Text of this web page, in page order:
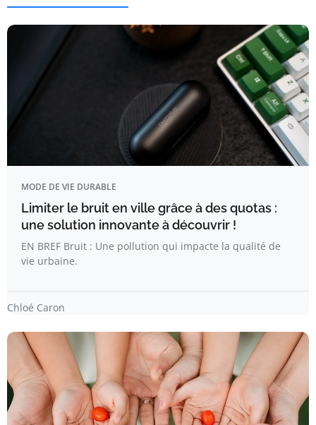
MODE DE VIE DURABLE
Limiter le bruit en ville grâce à des quotas :
une solution innovante à découvrir !
EN BREF Bruit : Une pollution qui impacte la qualité de
vie urbaine.
Chloé Caron